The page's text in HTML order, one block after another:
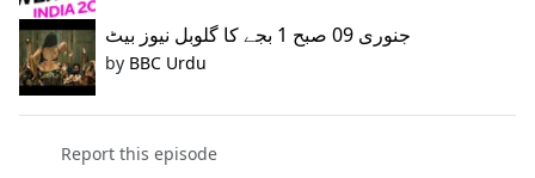
جنوری 09 صبح 1 بجے کا گلوبل نیوز بیٹ
by BBC Urdu
Report this episode